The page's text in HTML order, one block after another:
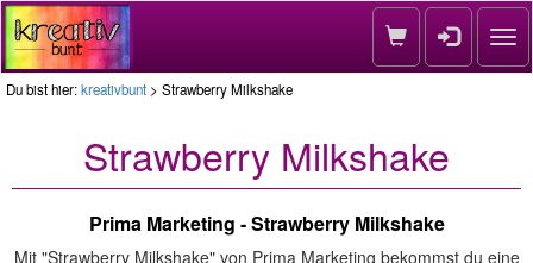
Du bist hier:kreativbunt > Strawberry Milkshake
Strawberry Milkshake
Prima Marketing - Strawberry Milkshake
Mit "Strawberry Milkshake" von Prima Marketing bekommst du eine